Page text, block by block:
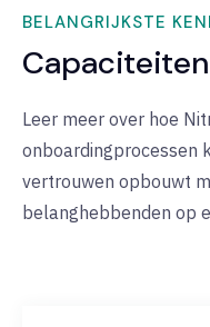
BELANGRIJKSTE
Capaciteiten
Leer meer over hoe
onboardingprocessen
vertrouwen opbouwt
belanghebbenden op